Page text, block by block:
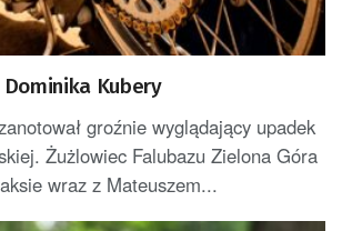
Kubery
groźnie wyglądający upadek
Żużlowiec Falubazu Zielona Góra
wraz z Mateuszem...